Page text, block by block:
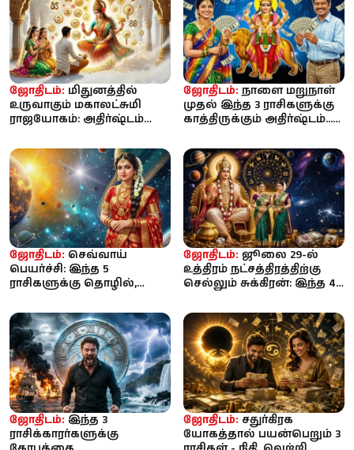
ஜோதிடம்: மிதுனத்தில்
உருவாகும் மகாலட்சுமி
ராஜயோகம்: அதிர்ஷ்டம்
இது...
ஜோதிடம்: நாளை மறுநாள்
முதல் இந்த 3 ராசிகளுக்கு
காத்திருக்கும் அதிர்ஷ்டம்...
ஜோதிடம்: செவ்வாய்
பெயர்ச்சி: இந்த 5
ராசிகளுக்கு தொழில்,
வாய்ப்பு!
ஜோதிடம்: ஜூலை 29-ல்
உத்திரம் நட்சத்திரத்திற்கு
செல்லும் சுக்கிரன்: இந்த 4
ஜோதிடம்: இந்த 3
ராசிக்காரர்களுக்கு
ஜோதிடம்: சதுர்கிரக
யோகத்தால் பயன்பெறும் 3